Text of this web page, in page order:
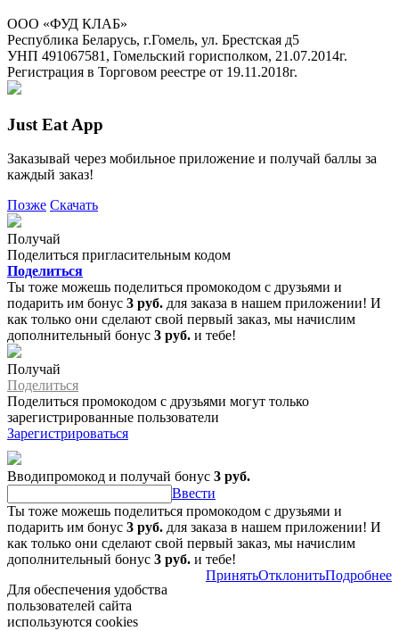
ООО «ФУД КЛАБ»
Республика Беларусь, г.Гомель, ул. Брестская д5
УНП 491067581, Гомельский горисполком, 21.07.2014г.
Регистрация в Торговом реестре от 19.11.2018г.
Just Eat App
Заказывай через мобильное приложение и получай баллы за
каждый заказ!
Позже Скачать
Получай
Поделиться пригласительным кодом
Поделиться
Ты тоже можешь поделиться промокодом с друзьями и
подарить им бонус 3 руб. для заказа в нашем приложении! И
как только они сделают свой первый заказ, мы начислим
дополнительный бонус 3 руб. и тебе!
Получай
Поделиться
Поделиться промокодом с друзьями могут только
зарегистрированные пользователи
Зарегистрироваться
Вводипромокод и получай бонус 3 руб.
Ввести
Ты тоже можешь поделиться промокодом с друзьями и
подарить им бонус 3 руб. для заказа в нашем приложении! И
как только они сделают свой первый заказ, мы начислим
дополнительный бонус 3 руб. и тебе!
Для обеспечения удобства
пользователей сайта
используются cookies
ПринятьОтклонитьПодробнее